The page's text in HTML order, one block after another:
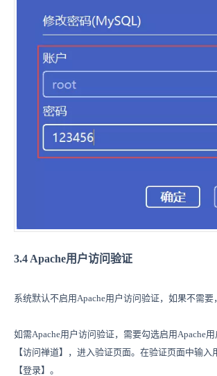
3.4 Apache用户访问验证
系统默认不启用Apache用户访问验证，如果不需要
如需Apache用户访问验证，需要勾选启用Apache
【访问禅道】，进入验证页面。在验证页面中输
【登录】。